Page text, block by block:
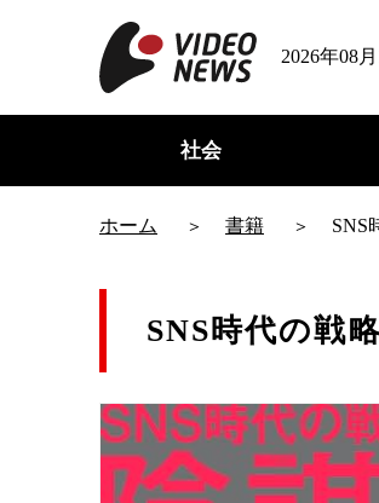
2026年08
社会
ホーム 書籍 SNS
SNS時代の戦